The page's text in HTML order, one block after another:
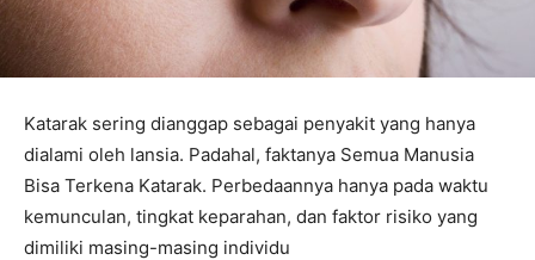
Katarak sering dianggap sebagai penyakit yang hanya
dialami oleh lansia. Padahal, faktanya Semua Manusia
Bisa Terkena Katarak. Perbedaannya hanya pada waktu
kemunculan, tingkat keparahan, dan faktor risiko yang
dimiliki masing-masing individu